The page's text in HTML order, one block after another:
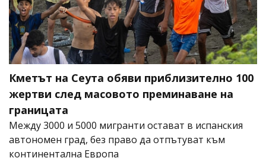
Кметът на Сеута обяви приблизително 100
жертви след масовото преминаване на
границата
Между 3000 и 5000 мигранти остават в испанския
автономен град, без право да отпътуват към
континентална Европа